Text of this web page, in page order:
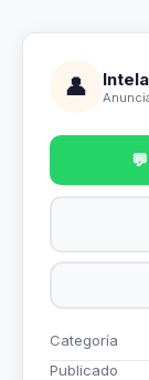
👤
Categoría
Publicado